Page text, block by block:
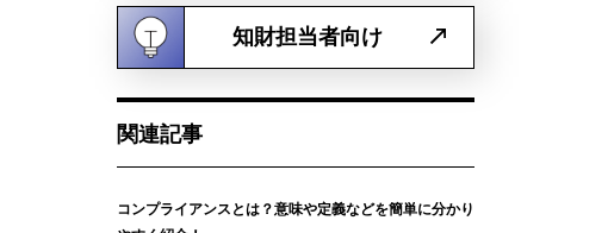
知財担当者向け
関連記事
コンプライアンスとは？意味や定義などを簡単に分かり